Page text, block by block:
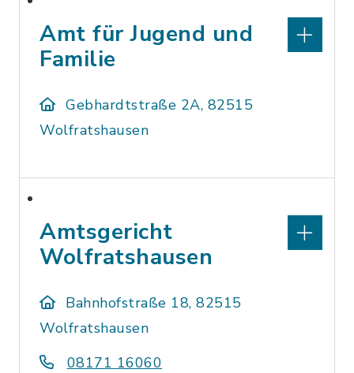
Amt für Jugend und
Familie
Gebhardtstraße 2A, 82515
Wolfratshausen
Amtsgericht
Wolfratshausen
Bahnhofstraße 18, 82515
Wolfratshausen
08171 16060